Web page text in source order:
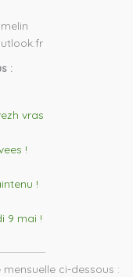
:
vras
!
!
9 mai !
ci-dessous :